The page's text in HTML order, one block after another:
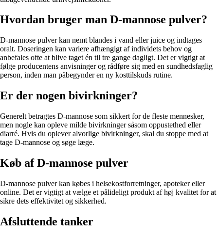
Hvordan bruger man D-mannose pulver?
D-mannose pulver kan nemt blandes i vand eller juice og indtages
oralt. Doseringen kan variere afhængigt af individets behov og
anbefales ofte at blive taget én til tre gange dagligt. Det er vigtigt at
følge producentens anvisninger og rådføre sig med en sundhedsfaglig
person, inden man påbegynder en ny kosttilskuds rutine.
Er der nogen bivirkninger?
Generelt betragtes D-mannose som sikkert for de fleste mennesker,
men nogle kan opleve milde bivirkninger såsom oppustethed eller
diarré. Hvis du oplever alvorlige bivirkninger, skal du stoppe med at
tage D-mannose og søge læge.
Køb af D-mannose pulver
D-mannose pulver kan købes i helsekostforretninger, apoteker eller
online. Det er vigtigt at vælge et pålideligt produkt af høj kvalitet for at
sikre dets effektivitet og sikkerhed.
Afsluttende tanker